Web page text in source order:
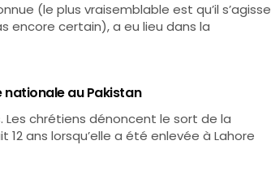
(le plus vraisemblable est qu’il s’agisse
encore certain), a eu lieu dans la
nationale au Pakistan
chrétiens dénoncent le sort de la
ans lorsqu’elle a été enlevée à Lahore